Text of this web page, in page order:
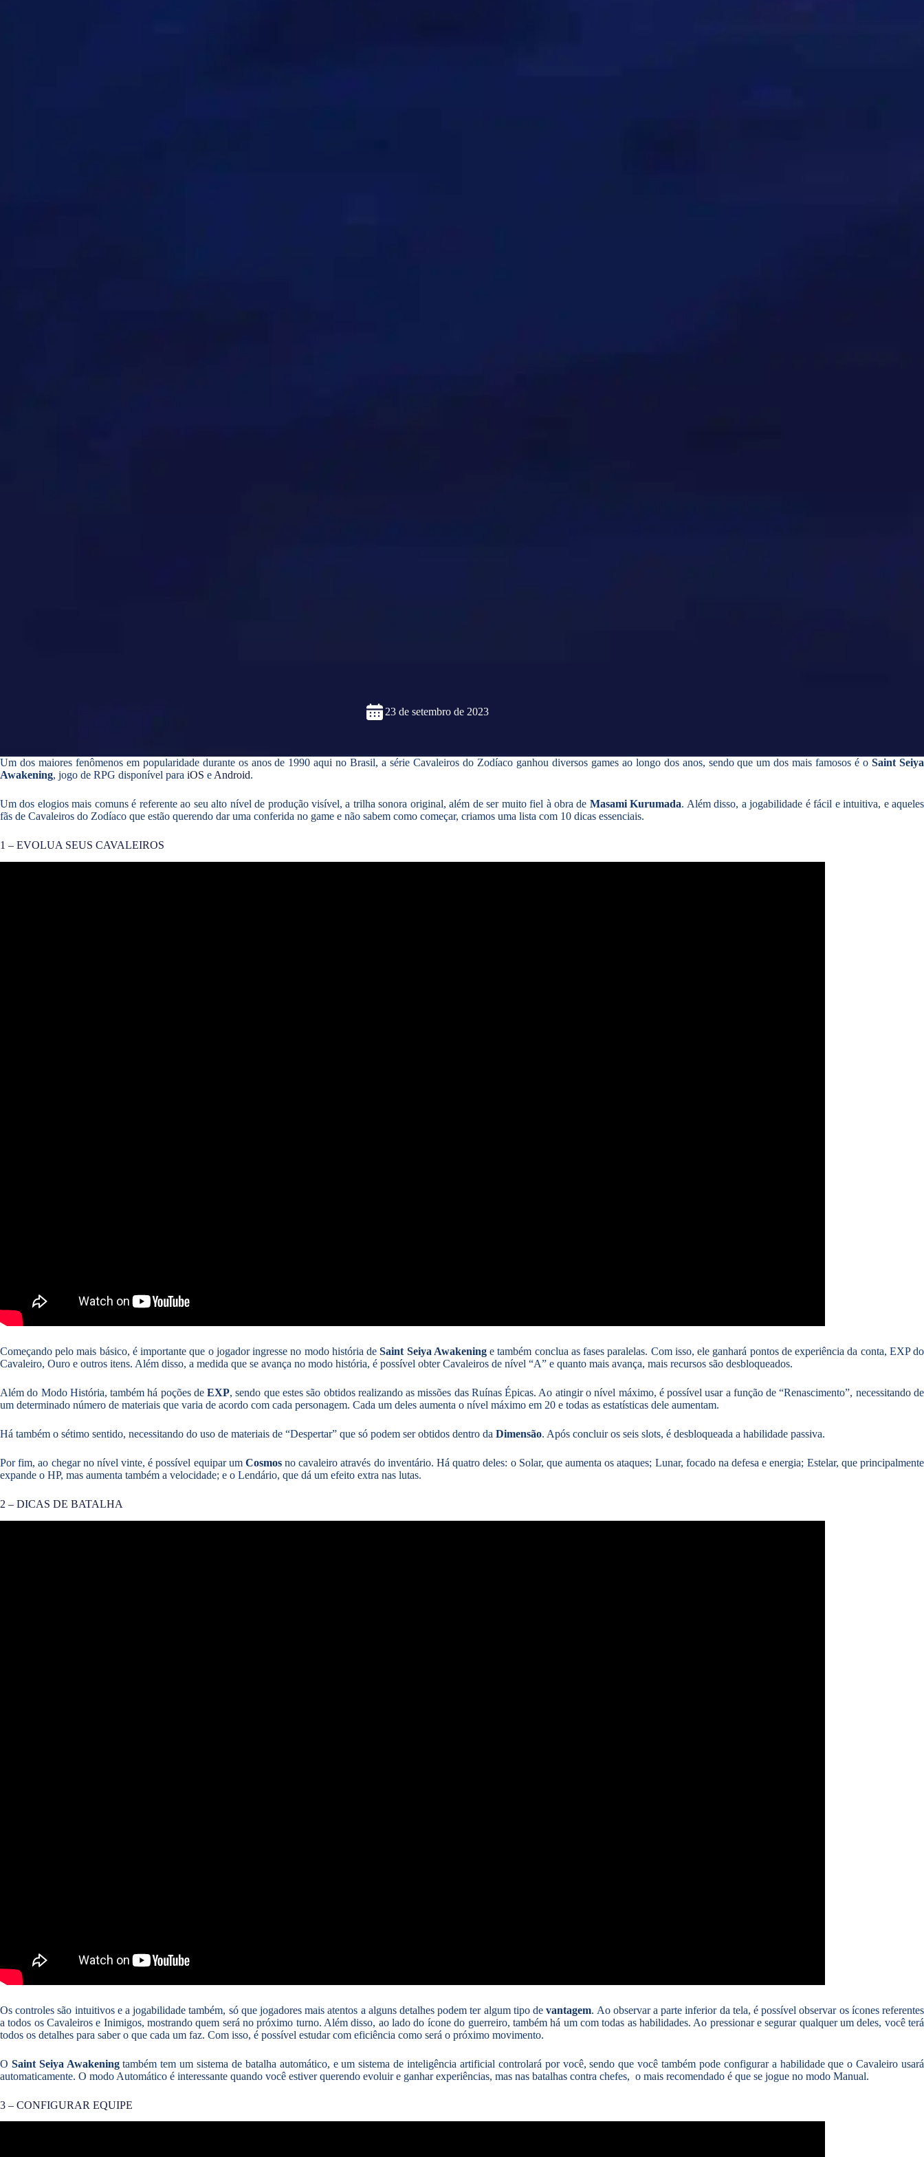
23 de setembro de 2023
Um dos maiores fenômenos em popularidade durante os anos de 1990 aqui no Brasil, a série Cavaleiros do Zodíaco ganhou diversos games ao longo dos anos, sendo que um dos mais famosos é oSaint Seiya
Awakening, jogo de RPG disponível para iOS e Android.
Um dos elogios mais comuns é referente ao seu alto nível de produção visível, a trilha sonora original, além de ser muito fiel à obra de Masami Kurumada. Além disso, a jogabilidade é fácil e intuitiva, e aqueles
fãs de Cavaleiros do Zodíaco que estão querendo dar uma conferida no game e não sabem como começar, criamos uma lista com 10 dicas essenciais.
1 – EVOLUA SEUS CAVALEIROS
Começando pelo mais básico, é importante que o jogador ingresse no modo história deSaint Seiya Awakeninge também conclua as fases paralelas. Com isso, ele ganhará pontos de experiência da conta, EXP do
Cavaleiro, Ouro e outros itens. Além disso, a medida que se avança no modo história, é possível obter Cavaleiros de nível “A” e quanto mais avança, mais recursos são desbloqueados.
Além do Modo História, também há poções deEXP, sendo que estes são obtidos realizando as missões das Ruínas Épicas. Ao atingir o nível máximo, é possível usar a função de “Renascimento”, necessitando de
um determinado número de materiais que varia de acordo com cada personagem. Cada um deles aumenta o nível máximo em 20 e todas as estatísticas dele aumentam.
Há também o sétimo sentido, necessitando do uso de materiais de “Despertar” que só podem ser obtidos dentro da Dimensão. Após concluir os seis slots, é desbloqueada a habilidade passiva.
Por fim, ao chegar no nível vinte, é possível equipar um Cosmosno cavaleiro através do inventário. Há quatro deles: o Solar, que aumenta os ataques; Lunar, focado na defesa e energia; Estelar, que principalmente
expande o HP, mas aumenta também a velocidade; e o Lendário, que dá um efeito extra nas lutas.
2 – DICAS DE BATALHA
Os controles são intuitivos e a jogabilidade também, só que jogadores mais atentos a alguns detalhes podem ter algum tipo devantagem. Ao observar a parte inferior da tela, é possível observar os ícones referentes
a todos os Cavaleiros e Inimigos, mostrando quem será no próximo turno. Além disso, ao lado do ícone do guerreiro, também há um com todas as habilidades. Ao pressionar e segurar qualquer um deles, você terá
todos os detalhes para saber o que cada um faz. Com isso, é possível estudar com eficiência como será o próximo movimento.
O Saint Seiya Awakeningtambém tem um sistema de batalha automático, e um sistema de inteligência artificial controlará por você, sendo que você também pode configurar a habilidade que o Cavaleiro usará
automaticamente. O modo Automático é interessante quando você estiver querendo evoluir e ganhar experiências, mas nas batalhas contra chefes, o mais recomendado é que se jogue no modo Manual.
3 – CONFIGURAR EQUIPE